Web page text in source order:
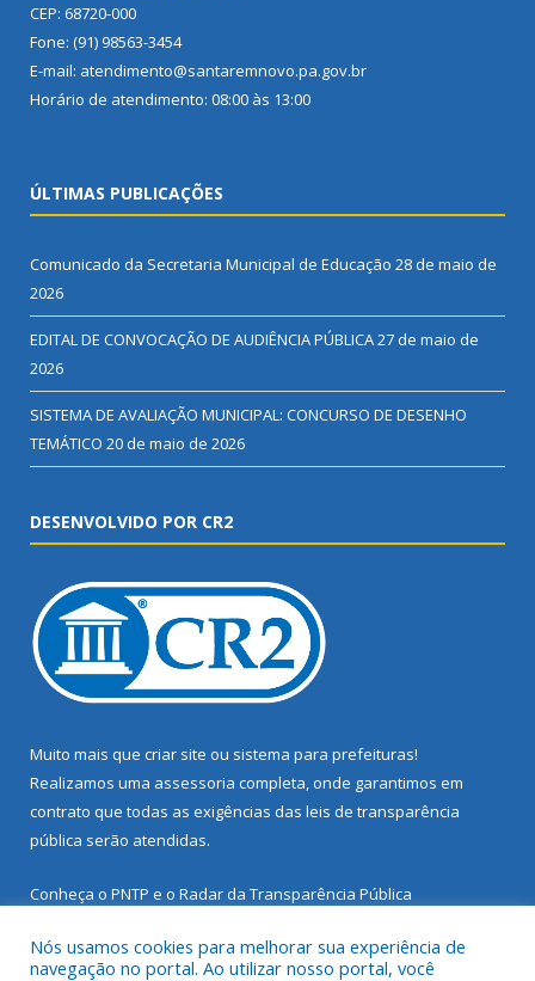
CEP: 68720-000
Fone: (91) 98563-3454
E-mail: atendimento@santaremnovo.pa.gov.br
Horário de atendimento: 08:00 às 13:00
ÚLTIMAS PUBLICAÇÕES
Comunicado da Secretaria Municipal de Educação 28 de maio de
2026
EDITAL DE CONVOCAÇÃO DE AUDIÊNCIA PÚBLICA27 de maio de
2026
SISTEMA DE AVALIAÇÃO MUNICIPAL: CONCURSO DE DESENHO
TEMÁTICO 20 de maio de 2026
DESENVOLVIDO POR CR2
Muito mais que criar site ou sistema para prefeituras!
Realizamos uma assessoria completa, onde garantimos em
contrato que todas as exigências das leis de transparência
pública serão atendidas.
Conheça o PNTP e o Radar da Transparência Pública
Nós usamos cookies para melhorar sua experiência de
navegação no portal. Ao utilizar nosso portal, você